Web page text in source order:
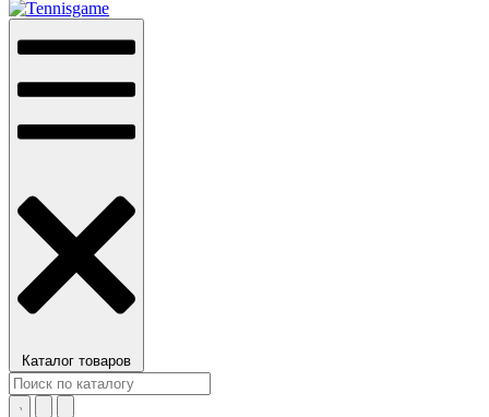
Каталог товаров